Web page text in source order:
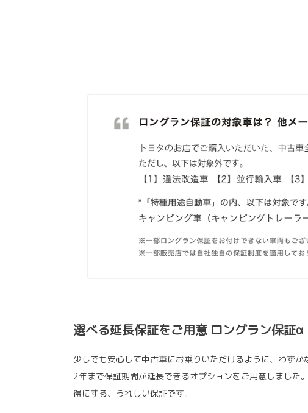
選べる延長保証をご用意 ロングラン保証α
少しでも安心して中古車にお乗りいただけるように、わず
2年まで保証期間が延長できるオプションをご用意しました
得にする、うれしい保証です。